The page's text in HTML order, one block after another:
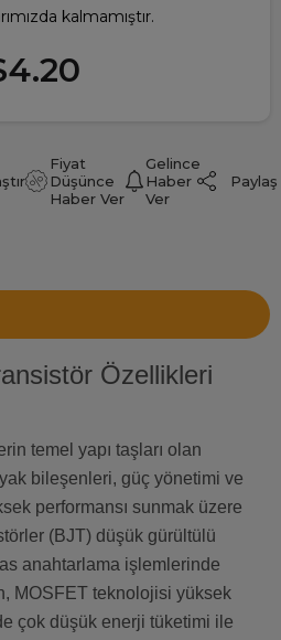
kalmamıştır.
Fiyat
Düşünce
Haber Ver
Gelince
Haber
Ver
Paylaş
Özellikleri
temel yapı taşları olan
bileşenleri, güç yönetimi ve
performansı sunmak üzere
(BJT) düşük gürültülü
anahtarlama işlemlerinde
MOSFET teknolojisi yüksek
çok düşük enerji tüketimi ile